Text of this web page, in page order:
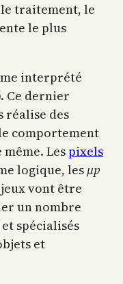
le traitement, le
le plus
interprété
Ce dernier
réalise des
comportement
Lespixels
logique, lesµp
vont être
un nombre
spécialisés
et